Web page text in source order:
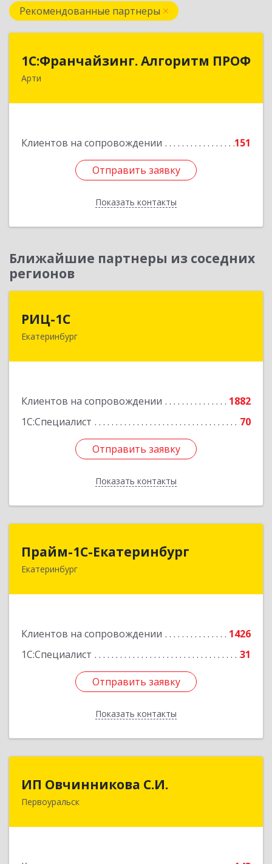
Рекомендованные партнеры
1С:Франчайзинг. Алгоритм ПРОФ
Арти
Клиентов на сопровождении 151
Отправить заявку
Показать контакты
1С:Франчайзинг. Алгоритм ПРОФ
623340, Свердловская обл, Артинский р-н, Арти
Отправить заявку
Назад
Ближайшие партнеры из соседних
регионов
РИЦ-1С
Екатеринбург
Клиентов на сопровождении
1882
1С:Специалист
70
Отправить заявку
Показать контакты
620102, Свердловская обл, Екатеринбург г,
Отправить заявку
Назад
Прайм-1С-Екатеринбург
Екатеринбург
Клиентов на сопровождении
1426
1С:Специалист
31
Отправить заявку
Показать контакты
Прайм-1С-Екатеринбург
620142, Свердловская обл, Екатеринбург г, 8
Отправить заявку
Назад
ИП Овчинникова С.И.
Первоуральск
623119, Свердловская обл, Первоуральск г,